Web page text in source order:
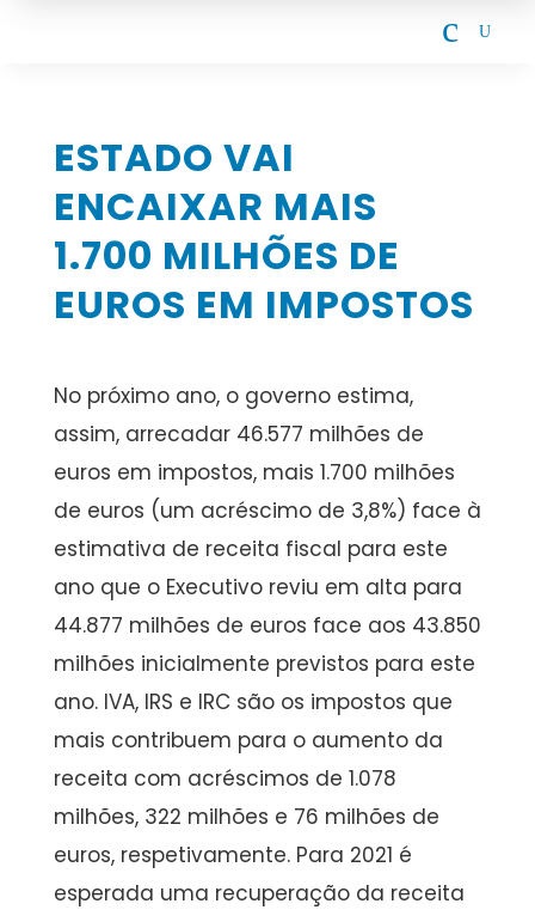
c U
ESTADO VAI
ENCAIXAR MAIS
1.700 MILHÕES DE
EUROS EM IMPOSTOS
No próximo ano, o governo estima,
assim, arrecadar 46.577 milhões de
euros em impostos, mais 1.700 milhões
de euros (um acréscimo de 3,8%) face à
estimativa de receita fiscal para este
ano que o Executivo reviu em alta para
44.877 milhões de euros face aos 43.850
milhões inicialmente previstos para este
ano. IVA, IRS e IRC são os impostos que
mais contribuem para o aumento da
receita com acréscimos de 1.078
milhões, 322 milhões e 76 milhões de
euros, respetivamente. Para 2021 é
esperada uma recuperação da receita